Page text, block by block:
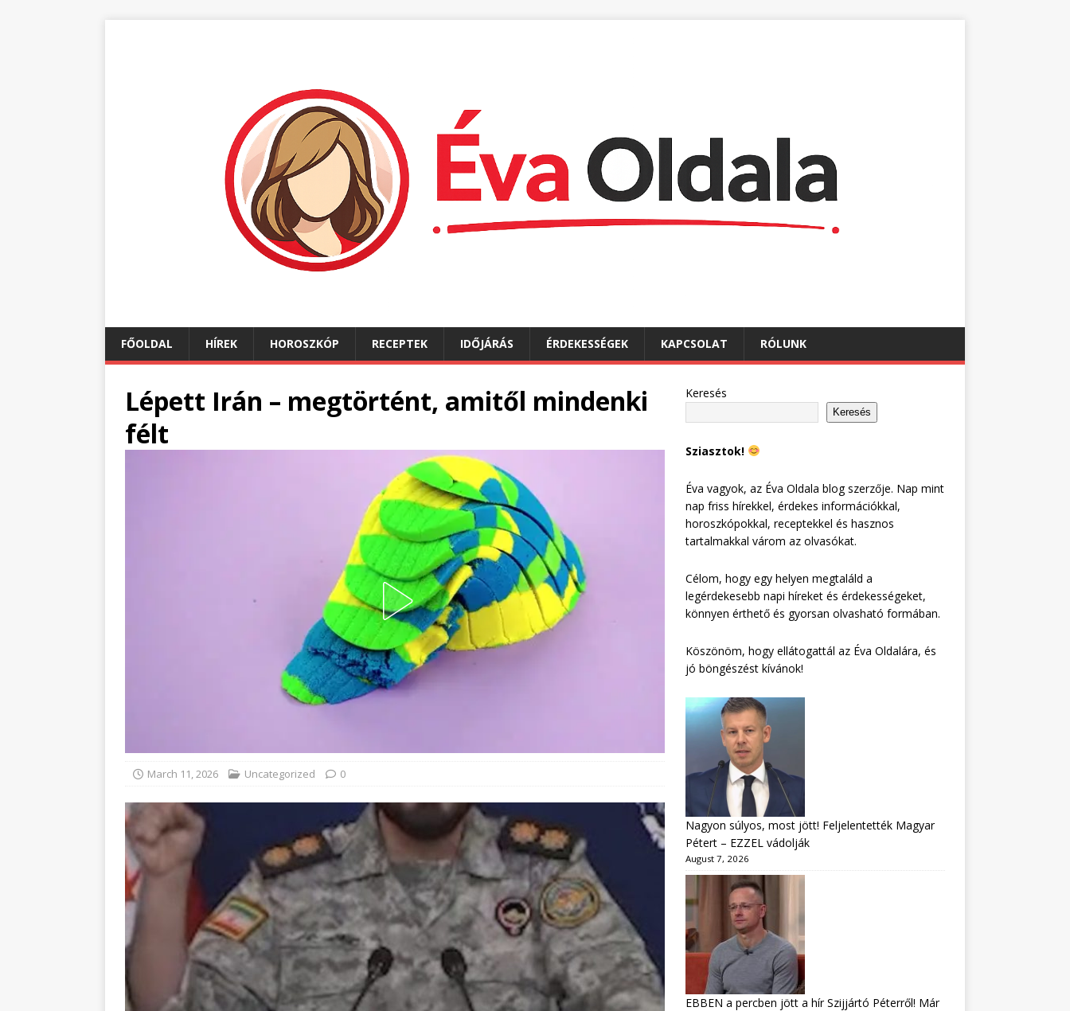
FŐOLDAL HÍREK HOROSZKÓP RECEPTEK IDŐJÁRÁS ÉRDEKESSÉGEK KAPCSOLAT RÓLUNK
Lépett Irán – megtörtént, amitől mindenki
félt
March 11, 2026 Uncategorized 0
Keresés
Keresés
Sziasztok!
Éva vagyok, az Éva Oldala blog szerzője. Nap mint
nap friss hírekkel, érdekes információkkal,
horoszkópokkal, receptekkel és hasznos
tartalmakkal várom az olvasókat.
Célom, hogy egy helyen megtaláld a
legérdekesebb napi híreket és érdekességeket,
könnyen érthető és gyorsan olvasható formában.
Köszönöm, hogy ellátogattál az Éva Oldalára, és
jó böngészést kívánok!
Nagyon súlyos, most jött! Feljelentették Magyar
Pétert – EZZEL vádolják
August 7, 2026
EBBEN a percben jött a hír Szijjártó Péterről! Már